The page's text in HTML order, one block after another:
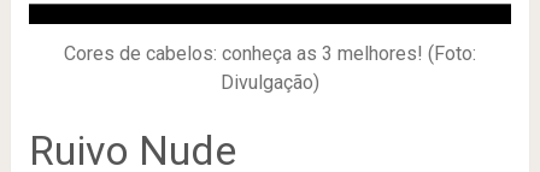
Cores de cabelos: conheça as 3 melhores! (Foto:
Divulgação)
Ruivo Nude